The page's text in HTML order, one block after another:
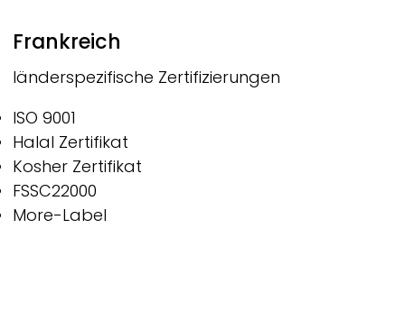
Frankreich
länderspezifische Zertifizierungen
ISO 9001
Halal Zertifikat
Kosher Zertifikat
FSSC22000
More-Label